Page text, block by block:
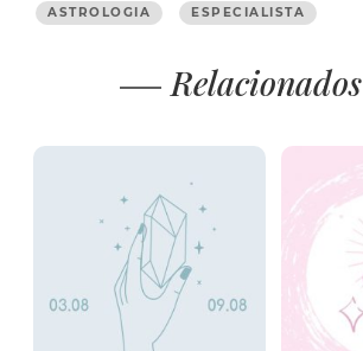
ASTROLOGIA ESPECIALISTA
Relacionados